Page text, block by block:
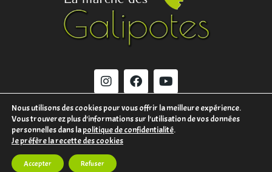
MENTIONS LÉGALES
Nous utilisons des cookies pour vous offrir la meilleure expérience.
Vous trouverez plus d'informations sur l'utilisation de vos données
personnelles dans lapolitique de confidentialité.
Je préfère la recette des cookies
Accepter Refuser